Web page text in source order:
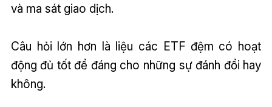
và ma sát giao dịch.
Câu hỏi lớn hơn là liệu các ETF đệm có hoạt
động đủ tốt để đáng cho những sự đánh đổi hay
không.